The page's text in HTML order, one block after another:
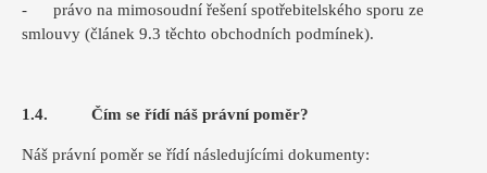
- právo na mimosoudní řešení spotřebitelského sporu ze
smlouvy (článek 9.3 těchto obchodních podmínek).
1.4. Čím se řídí náš právní poměr?
Náš právní poměr se řídí následujícími dokumenty: